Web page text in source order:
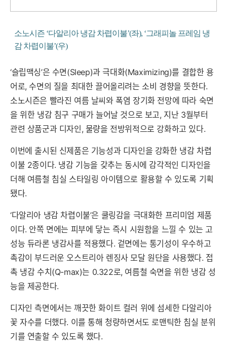
소노시즌 ‘다알리아 냉감 차렵이불’(좌), ‘그래피놀 프레임 냉
감 차렵이불’(우)
‘슬립맥싱’은 수면(Sleep)과 극대화(Maximizing)를 결합한 용
어로, 수면의 질을 최대한 끌어올리려는 소비 경향을 뜻한다.
소노시즌은 빨라진 여름 날씨와 폭염 장기화 전망에 따라 숙면
을 위한 냉감 침구 구매가 늘어날 것으로 보고, 지난 3월부터
관련 상품군과 디자인, 물량을 전방위적으로 강화하고 있다.
이번에 출시된 신제품은 기능성과 디자인을 강화한 냉감 차렵
이불 2종이다. 냉감 기능을 갖추는 동시에 감각적인 디자인을
더해 여름철 침실 스타일링 아이템으로 활용할 수 있도록 기획
됐다.
‘다알리아 냉감 차렵이불’은 쿨링감을 극대화한 프리미엄 제품
이다. 안쪽 면에는 피부에 닿는 즉시 시원함을 느낄 수 있는 고
성능 듀라론 냉감사를 적용했다. 겉면에는 통기성이 우수하고
촉감이 부드러운 오스트리아 렌징사 모달 원단을 사용했다. 접
촉 냉감 수치(Q-max)는 0.322로, 여름철 숙면을 위한 냉감 성
능을 제공한다.
디자인 측면에서는 깨끗한 화이트 컬러 위에 섬세한 다알리아
꽃 자수를 더했다. 이를 통해 청량하면서도 로맨틱한 침실 분위
기를 연출할 수 있도록 했다.